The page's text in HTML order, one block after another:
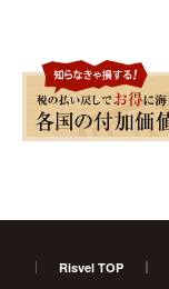
Risvel TOP